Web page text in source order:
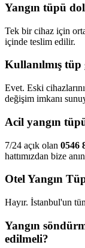
Yangın tüpü
Tek bir cihaz için
içinde teslim edilir.
Kullanılmış tüp
Evet. Eski
değişim imkanı
Acil yangın
7/24 açık olan 0546
hattımızdan bize
Otel Yangın
Hayır. İstanbul'un
Yangın
edilmeli?